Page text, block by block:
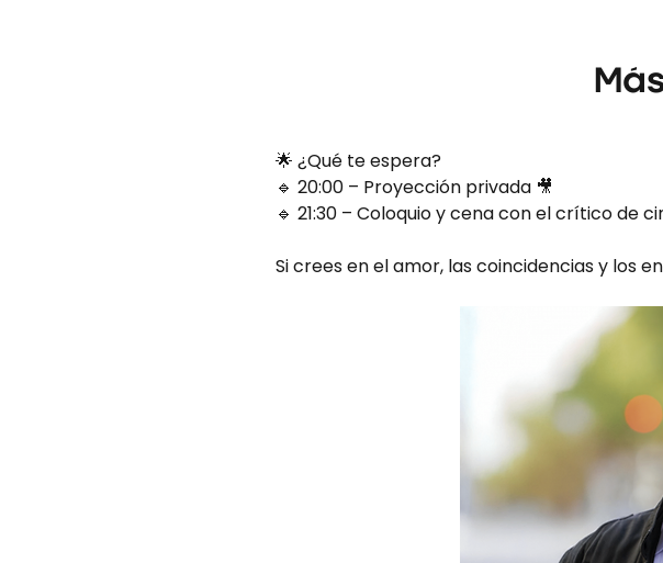
🌟 ¿Qué te espera?
🔹 20:00 – Proyección privada 🎥
🔹 21:30 – Coloquio y cena con el crítico de
Si crees en el amor, las coincidencias y los